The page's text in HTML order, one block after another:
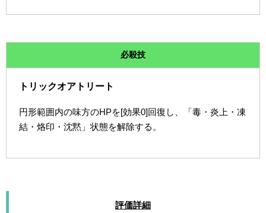
必殺技
トリックオアトリート
円形範囲内の味方のHPを[効果0]回復し、「毒・炎上・凍
結・烙印・沈黙」状態を解除する。
評価詳細